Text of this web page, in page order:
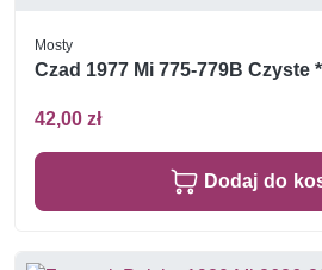
Mosty
Czad 1977 Mi 775-779B Czyste
42,00 zł
Dodaj do